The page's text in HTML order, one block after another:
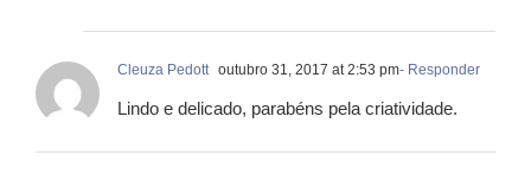
Cleuza Pedott outubro 31, 2017 at 2:53 pm- Responder
Lindo e delicado, parabéns pela criatividade.